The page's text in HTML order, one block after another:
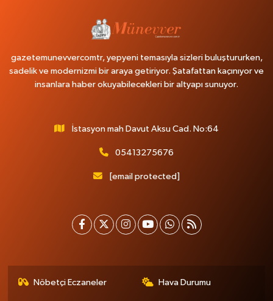
gazetemunevvercomtr, yepyeni temasıyla sizleri buluştururken,
sadelik ve modernizmi bir araya getiriyor. Şatafattan kaçınıyor ve
insanlara haber okuyabilecekleri bir altyapı sunuyor.
İstasyon mah Davut Aksu Cad. No:64
05413275676
[email protected]
Nöbetçi Eczaneler Hava Durumu